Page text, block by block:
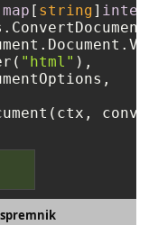
map [ string]
"html" ),